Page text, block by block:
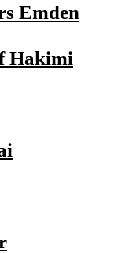
Emden
Hakimi